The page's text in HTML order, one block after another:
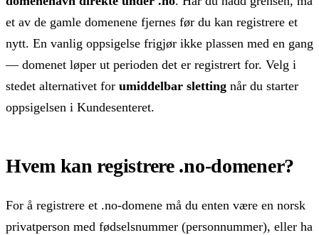
et av de gamle domenene fjernes før du kan registrere et
nytt. En vanlig oppsigelse frigjør ikke plassen med en gang
— domenet løper ut perioden det er registrert for. Velg i
stedet alternativet for umiddelbar sletting når du starter
oppsigelsen i Kundesenteret.
Hvem kan registrere .no-domener?
For å registrere et .no-domene må du enten være en norsk
privatperson med fødselsnummer (personnummer), eller ha